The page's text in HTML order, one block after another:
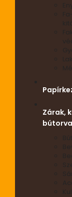
Zárak,